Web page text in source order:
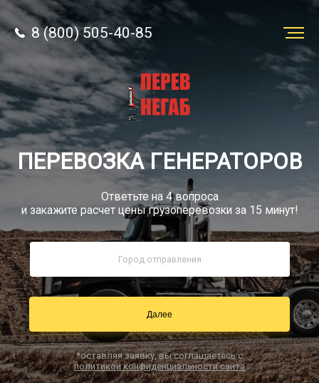
8 (800) 505-40-85
Звонок по РФ бесплатно
sale@simtruck-negabarit.ru
Заказать звонок
Заказать
перевозку
Грузы
8 (800) 505-40-85
ПЕРЕВОЗКА ГЕНЕРАТОРОВ
Ответьте на 4 вопроса
и закажите расчет цены грузоперевозки за 15 минут!
Далее
*оставляя заявку, вы соглашаетесь с
политикой конфиденциальности сайта